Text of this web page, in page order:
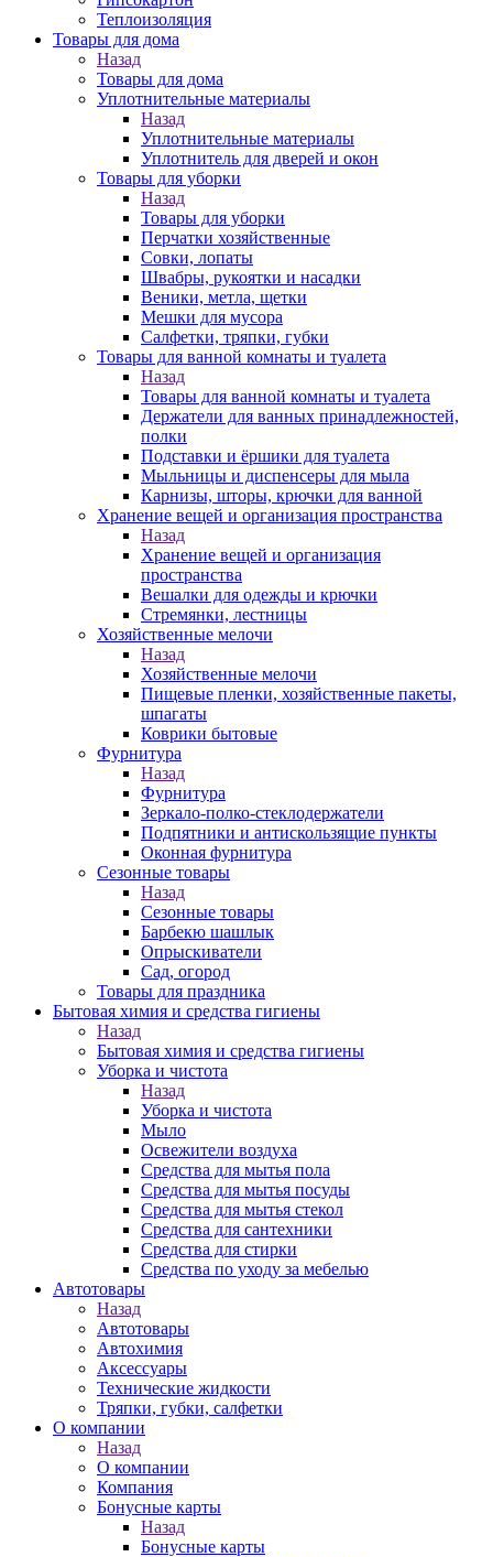
Теплоизоляция
Товары для дома
Назад
Товары для дома
Уплотнительные материалы
Назад
Уплотнительные материалы
Уплотнитель для дверей и окон
Товары для уборки
Назад
Товары для уборки
Перчатки хозяйственные
Совки, лопаты
Швабры, рукоятки и насадки
Веники, метла, щетки
Мешки для мусора
Салфетки, тряпки, губки
Товары для ванной комнаты и туалета
Назад
Товары для ванной комнаты и туалета
Держатели для ванных принадлежностей,
полки
Подставки и ёршики для туалета
Мыльницы и диспенсеры для мыла
Карнизы, шторы, крючки для ванной
Хранение вещей и организация пространства
Назад
Хранение вещей и организация
пространства
Вешалки для одежды и крючки
Стремянки, лестницы
Хозяйственные мелочи
Назад
Хозяйственные мелочи
Пищевые пленки, хозяйственные пакеты,
шпагаты
Коврики бытовые
Фурнитура
Назад
Фурнитура
Зеркало-полко-стеклодержатели
Подпятники и антискользящие пункты
Оконная фурнитура
Сезонные товары
Назад
Сезонные товары
Барбекю шашлык
Опрыскиватели
Сад, огород
Товары для праздника
Бытовая химия и средства гигиены
Назад
Бытовая химия и средства гигиены
Уборка и чистота
Назад
Уборка и чистота
Мыло
Освежители воздуха
Средства для мытья пола
Средства для мытья посуды
Средства для мытья стекол
Средства для сантехники
Средства для стирки
Средства по уходу за мебелью
Автотовары
Назад
Автотовары
Автохимия
Аксессуары
Технические жидкости
Тряпки, губки, салфетки
О компании
Назад
О компании
Компания
Бонусные карты
Назад
Бонусные карты